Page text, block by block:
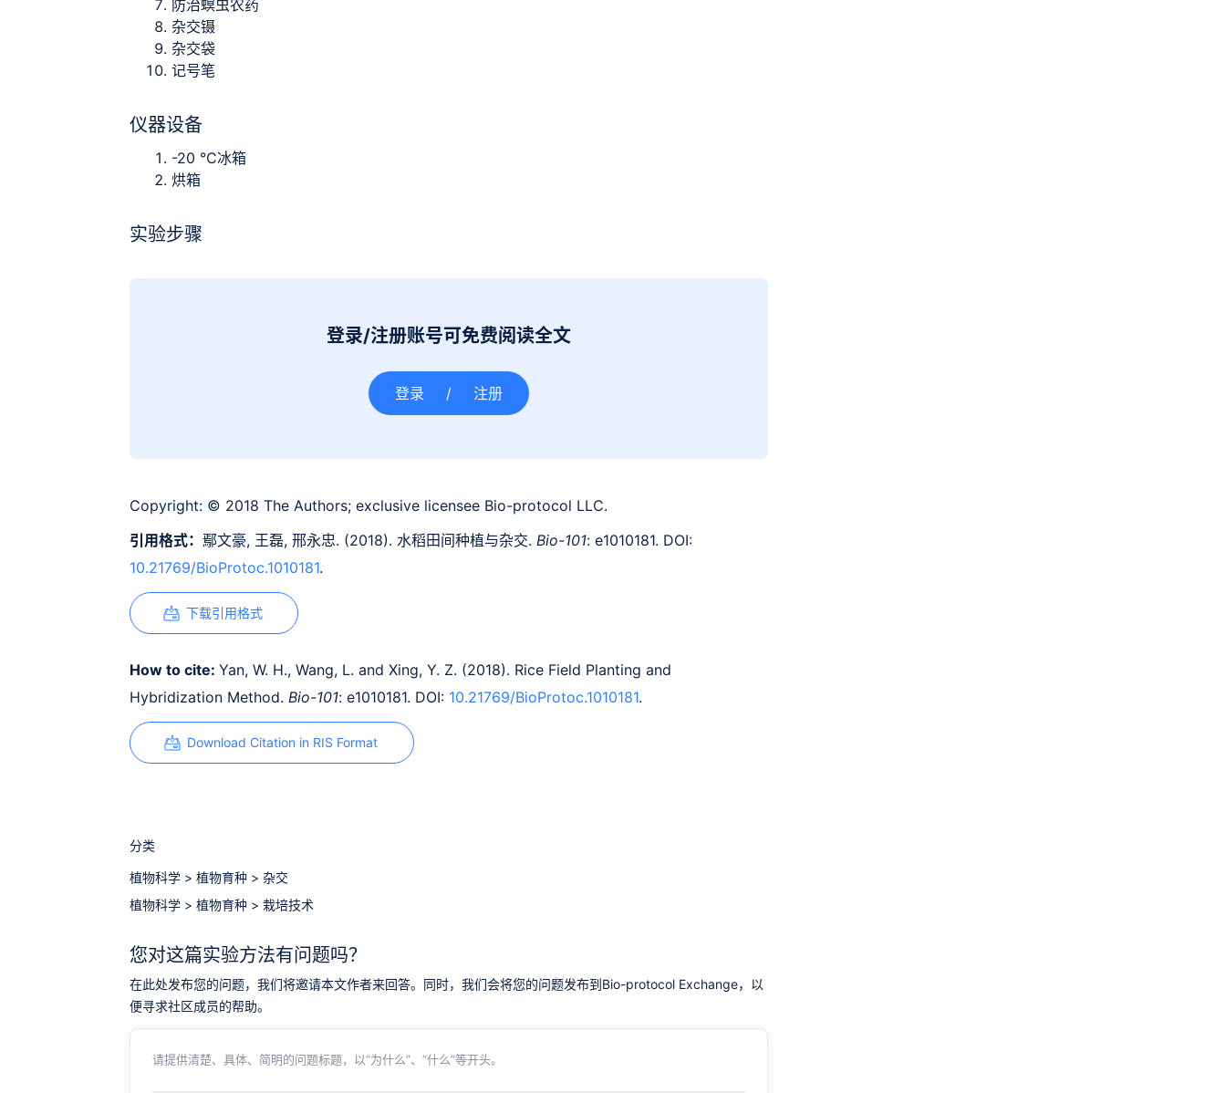
防治螟虫农药
杂交镊
杂交袋
记号笔
仪器设备
-20 °C冰箱
烘箱
实验步骤
登录/注册账号可免费阅读全文
登录 / 注册
Copyright: © 2018 The Authors; exclusive licensee Bio-protocol LLC.
引用格式： 鄢文豪, 王磊, 邢永忠. (2018). 水稻田间种植与杂交. Bio-101: e1010181. DOI:
10.21769/BioProtoc.1010181.
下载引用格式
How to cite: Yan, W. H., Wang, L. and Xing, Y. Z. (2018). Rice Field Planting and
Hybridization Method. Bio-101: e1010181. DOI: 10.21769/BioProtoc.1010181.
Download Citation in RIS Format
分类
植物科学 > 植物育种 > 杂交
植物科学 > 植物育种 > 栽培技术
您对这篇实验方法有问题吗？
在此处发布您的问题，我们将邀请本文作者来回答。同时，我们会将您的问题发布到Bio-protocol Exchange，以
便寻求社区成员的帮助。
请提供清楚、具体、简明的问题标题，以“为什么”、“什么”等开头。